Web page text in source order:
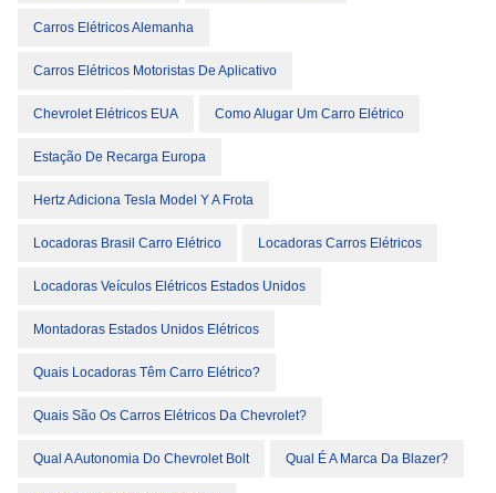
Carros Elétricos Alemanha
Carros Elétricos Motoristas De Aplicativo
Chevrolet Elétricos EUA Como Alugar Um Carro Elétrico
Estação De Recarga Europa
Hertz Adiciona Tesla Model Y A Frota
Locadoras Brasil Carro Elétrico Locadoras Carros Elétricos
Locadoras Veículos Elétricos Estados Unidos
Montadoras Estados Unidos Elétricos
Quais Locadoras Têm Carro Elétrico?
Quais São Os Carros Elétricos Da Chevrolet?
Qual A Autonomia Do Chevrolet Bolt Qual É A Marca Da Blazer?